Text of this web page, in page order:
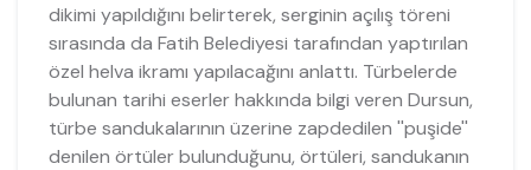
dikimi yapıldığını belirterek, serginin açılış töreni
sırasında da Fatih Belediyesi tarafından yaptırılan
özel helva ikramı yapılacağını anlattı. Türbelerde
bulunan tarihi eserler hakkında bilgi veren Dursun,
türbe sandukalarının üzerine zapdedilen ''puşide''
denilen örtüler bulunduğunu, örtüleri, sandukanın